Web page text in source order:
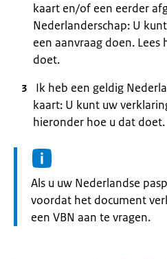
kaart en/of een eerder
Nederlanderschap: U
een aanvraag doen.
doet.
Ik heb een geldig
kaart: U kunt uw
hieronder hoe u dat doet.
Informatie:
Als u uw Nederlandse
voordat het document
een VBN aan te vragen.